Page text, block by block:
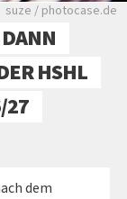
Viele Zeitungen.
suze / photocase.de
HSHL
27
dem